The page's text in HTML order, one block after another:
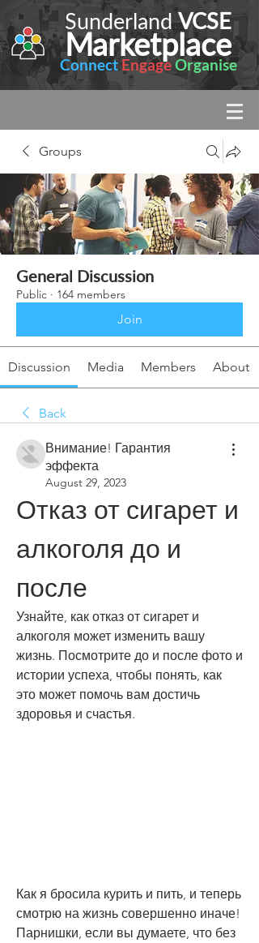
Marketplace
SunderlandVCSE
ConnectEngageOrganise
Groups
General Discussion
Public · 164 members
Join
Discussion Media Members About
Back
Внимание! Гарантия
эффекта
August 29, 2023
Отказ от сигарет и
алкоголя до и
после
Узнайте, как отказ от сигарет и
алкоголя может изменить вашу
жизнь. Посмотрите до и после фото и
истории успеха, чтобы понять, как
это может помочь вам достичь
здоровья и счастья.
Как я бросила курить и пить, и теперь
смотрю на жизнь совершенно иначе!
Парнишки, если вы думаете, что без